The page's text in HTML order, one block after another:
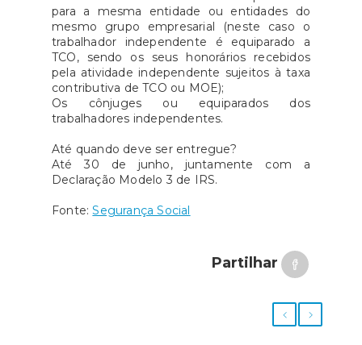
para a mesma entidade ou entidades do
mesmo grupo empresarial (neste caso o
trabalhador independente é equiparado a
TCO, sendo os seus honorários recebidos
pela atividade independente sujeitos à taxa
contributiva de TCO ou MOE);
Os cônjuges ou equiparados dos
trabalhadores independentes.
Até quando deve ser entregue?
Até 30 de junho, juntamente com a
Declaração Modelo 3 de IRS.
Fonte:Segurança Social
Partilhar